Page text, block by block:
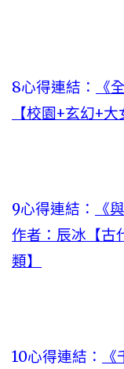
8心得連結：
《
【校園+玄幻+大
9心得連結：
《
作者：辰冰【古
類】
10心得連結：